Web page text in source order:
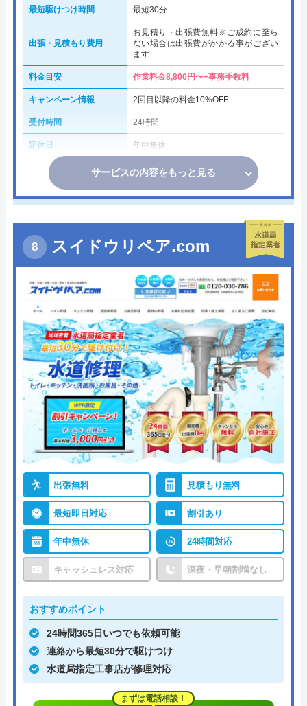
最短駆けつけ時間 最短30分
出張・見積もり費用
お見積り・出張費無料※ご成約に至ら
ない場合は出張費がかかる事がござい
ます
料金目安 作業料金8,800円〜+事務手数料
キャンペーン情報 2回目以降の料金10%OFF
受付時間 24時間
定休日 年中無休
サービスの内容をもっと見る
スイドウリペア.com
出張無料 見積もり無料
最短即日対応 割引あり
年中無休 24時間対応
キャッシュレス対応 深夜・早朝割増なし
おすすめポイント
24時間365日いつでも依頼可能
連絡から最短30分で駆けつけ
水道局指定工事店が修理対応
まずは電話相談！